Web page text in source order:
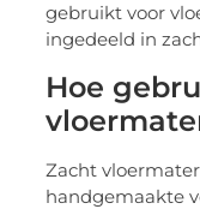
gebruikt voor
ingedeeld in
Hoe
Zacht
handgemaakte